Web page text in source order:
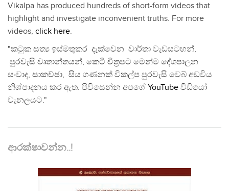
Vikalpa has produced hundreds of short-form videos that
highlight and investigate inconvenient truths. For more
videos, click here.
"කටුක සත්‍ය ඉස්මතුකර දැක්වෙන වාර්තා වැඩසටහන්,
පුරවැසි වෘතාන්තයන්, කෙටි චිත්‍රපට මෙන්ම දේශපාලන
සංවාද, සාකච්ඡා, සිය ගණනක් විකල්ප පුරවැසි වෙබ් අඩවිය
නිශ්පාදනය කර ඇත. පිවිසෙන්න අපගේ YouTube වීඩියෝ
චැනලයට."
ආරක්ෂාවන්න..!